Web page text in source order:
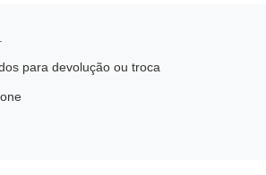
para devolução ou troca